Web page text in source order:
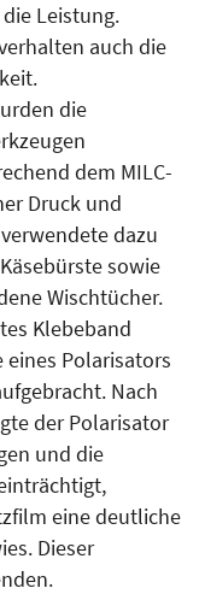
Leistung.
auch die
die
dem MILC-
Druck und
dazu
sowie
Wischtücher.
Klebeband
Polarisators
Nach
der Polarisator
und die
eine deutliche
Dieser